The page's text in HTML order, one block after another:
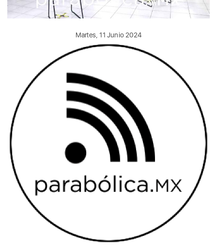
Martes, 11 Junio 2024